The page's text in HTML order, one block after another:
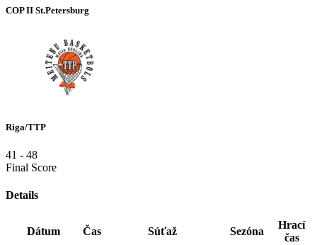
COP II St.Petersburg
Riga/TTP
41 - 48
Final Score
Details
Dátum Čas Súťaž Sezóna
Hrací
čas